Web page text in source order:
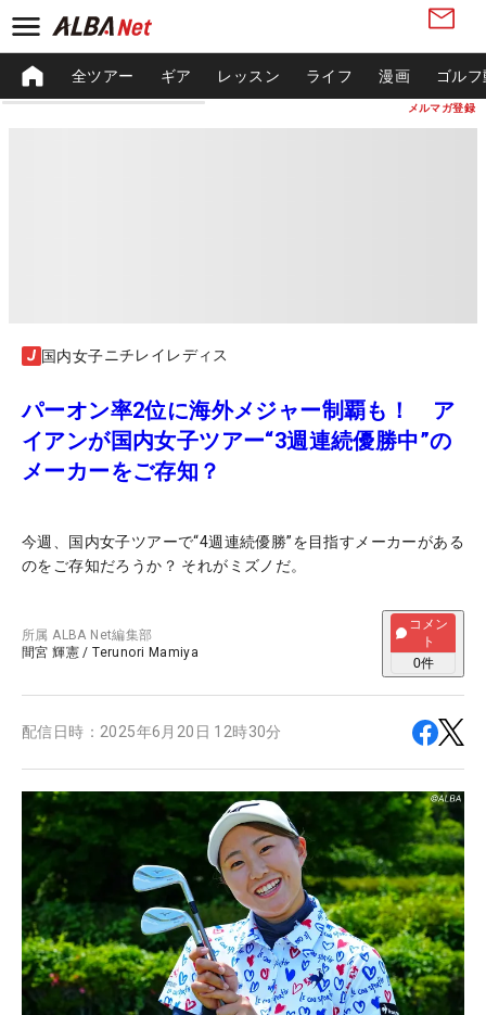
メルマガ登録
全ツアー ギア レッスン ライフ 漫画 ゴル
国内女子ニチレイレディス
パーオン率2位に海外メジャー制覇も！ ア
イアンが国内女子ツアー“3週連続優勝中”の
メーカーをご存知？
今週、国内女子ツアーで“4週連続優勝”を目指すメーカーがある
のをご存知だろうか？ それがミズノだ。
所属ALBA Net編集部
間宮 輝憲 /Terunori Mamiya
コメン
ト
0件
配信日時： 2025年6月20日 12時30分